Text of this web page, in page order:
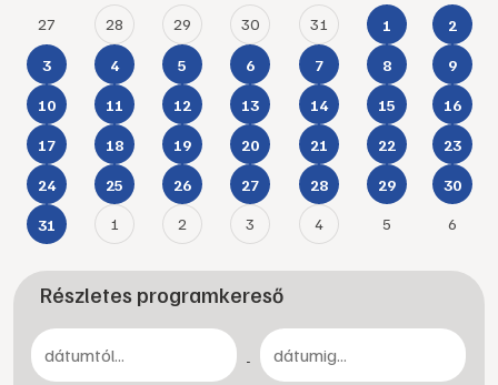
27 28 29 30 31 1 2
3 4 5 6 7 8 9
10 11 12 13 14 15 16
17 18 19 20 21 22 23
24 25 26 27 28 29 30
31 1 2 3 4 5 6
Részletes programkereső
-